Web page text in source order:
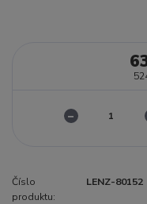
Číslo
produktu:
LENZ-80152